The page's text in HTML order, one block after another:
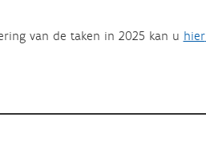
van de taken in 2025 kan u hier